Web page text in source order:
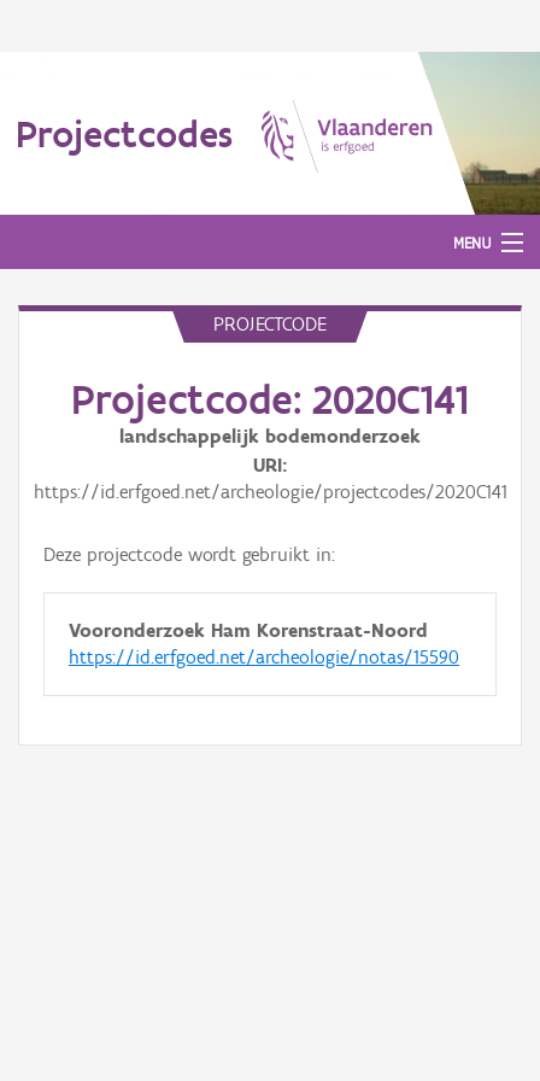
Projectcodes
MENU
PROJECTCODE
Projectcode: 2020C141
landschappelijk bodemonderzoek
URI
https://id.erfgoed.net/archeologie/projectcodes/2020C141
Deze projectcode wordt gebruikt in:
Vooronderzoek Ham Korenstraat-Noord
https://id.erfgoed.net/archeologie/notas/15590